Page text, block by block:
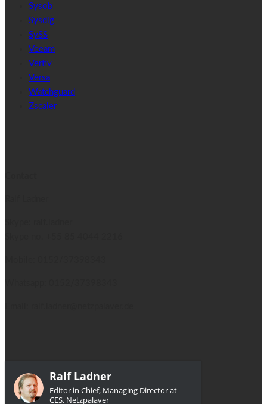
Sysob
Sysdig
SySS
Veeam
Vertiv
Versa
Watchguard
Zscaler
Ralf Ladner
Editor in Chief, Managing Director at
CES, Netzpalaver